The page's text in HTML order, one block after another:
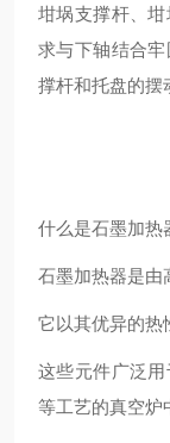
坩埚支撑杆、
求与下轴结合
撑杆和托盘的摆
什么是石墨加热
石墨加热器是由
它以其优异的热
这些元件广泛
等工艺的真空炉